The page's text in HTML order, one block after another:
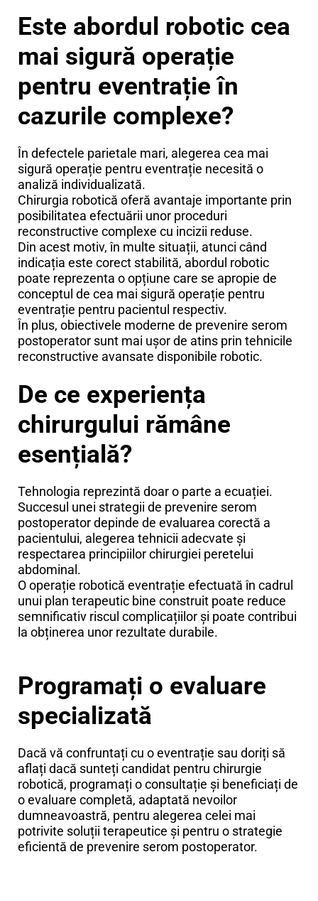
Este abordul robotic cea
mai sigură operație
pentru eventrație în
cazurile complexe?
În defectele parietale mari, alegerea cea mai
sigură operație pentru eventrație necesită o
analiză individualizată.
Chirurgia robotică oferă avantaje importante prin
posibilitatea efectuării unor proceduri
reconstructive complexe cu incizii reduse.
Din acest motiv, în multe situații, atunci când
indicația este corect stabilită, abordul robotic
poate reprezenta o opțiune care se apropie de
conceptul de cea mai sigură operație pentru
eventrație pentru pacientul respectiv.
În plus, obiectivele moderne de prevenire serom
postoperator sunt mai ușor de atins prin tehnicile
reconstructive avansate disponibile robotic.
De ce experiența
chirurgului rămâne
esențială?
Tehnologia reprezintă doar o parte a ecuației.
Succesul unei strategii de prevenire serom
postoperator depinde de evaluarea corectă a
pacientului, alegerea tehnicii adecvate și
respectarea principiilor chirurgiei peretelui
abdominal.
O operație robotică eventrație efectuată în cadrul
unui plan terapeutic bine construit poate reduce
semnificativ riscul complicațiilor și poate contribui
la obținerea unor rezultate durabile.
Programați o evaluare
specializată
Dacă vă confruntați cu o eventrație sau doriți să
aflați dacă sunteți candidat pentru chirurgie
robotică, programați o consultație și beneficiați de
o evaluare completă, adaptată nevoilor
dumneavoastră, pentru alegerea celei mai
potrivite soluții terapeutice și pentru o strategie
eficientă de prevenire serom postoperator.